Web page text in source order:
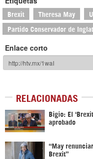
Brexit Theresa May
Partido Conservador de
Enlace corto
RELACIONADAS
Bigio: El
aprobado
“May
Brexit”